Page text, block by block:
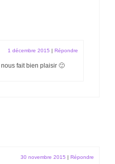
1 décembre 2015 | Répondre
fait bien plaisir 🙂
30 novembre 2015 | Répondre